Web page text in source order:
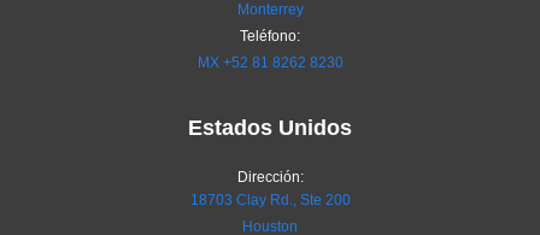
Monterrey
Teléfono:
MX +52 81 8262 8230
Estados Unidos
Dirección:
18703 Clay Rd., Ste 200
Houston